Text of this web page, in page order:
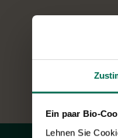
Ein paar Bio-
Lehnen Sie